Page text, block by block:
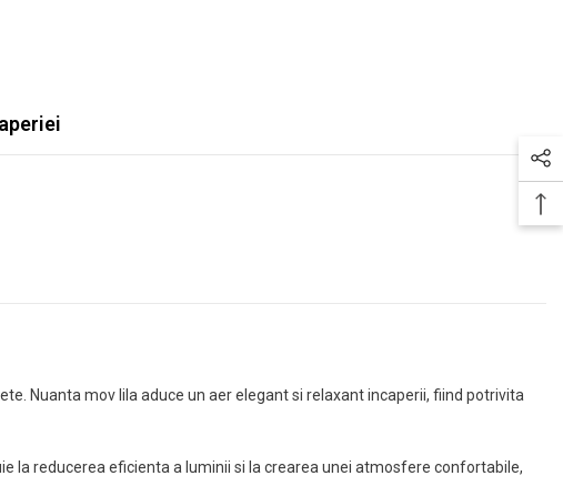
Nuanta mov lila aduce un aer elegant si relaxant incaperii, fiind potrivita
la reducerea eficienta a luminii si la crearea unei atmosfere confortabile,